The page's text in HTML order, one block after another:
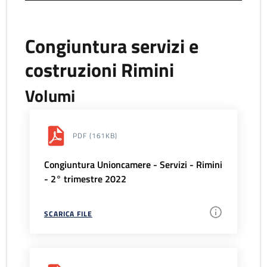
Congiuntura servizi e
costruzioni Rimini
Volumi
PDF (161KB)
Congiuntura Unioncamere - Servizi - Rimini
- 2° trimestre 2022
SCARICA FILE